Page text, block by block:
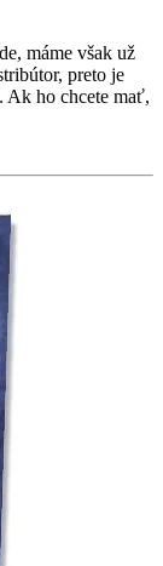
máme však už
preto je
Ak ho chcete mať,